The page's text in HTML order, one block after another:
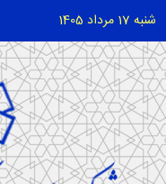
شنبه 17 مرداد 1405